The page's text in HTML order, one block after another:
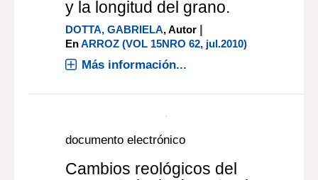
dos modalidades de
determnación del blanco
total. Impacto sobre el
porcentaje de grano entero
Más información...